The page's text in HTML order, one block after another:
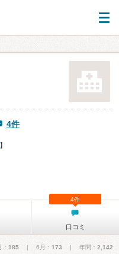
4件
】
口コミ
4件
185 | 6月： 173 | 年間： 2,142